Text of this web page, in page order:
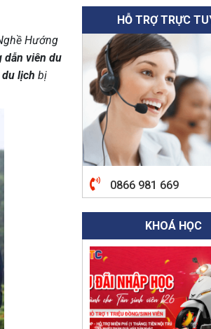
Hướng
dẫn viên du
lịch bị
HỖ TRỢ TRỰC
0866 981 669
KHOÁ HỌC